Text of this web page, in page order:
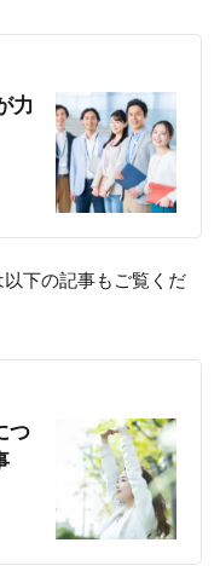
力
下の記事もご覧くだ
つ